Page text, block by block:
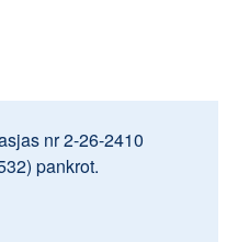
nr 2-26-2410
pankrot.